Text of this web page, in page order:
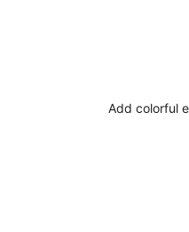
Add colorful